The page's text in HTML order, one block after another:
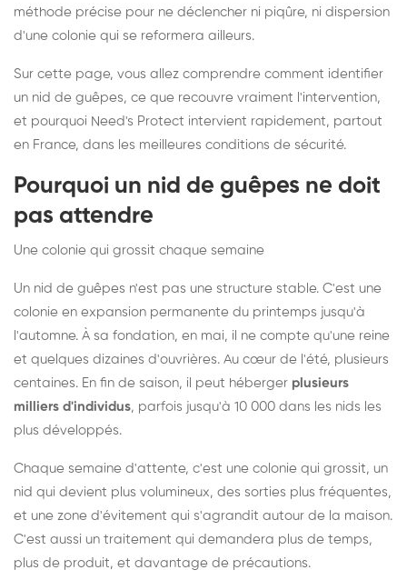
méthode précise pour ne déclencher ni piqûre, ni dispersion
d'une colonie qui se reformera ailleurs.
Sur cette page, vous allez comprendre comment identifier
un nid de guêpes, ce que recouvre vraiment l'intervention,
et pourquoi Need's Protect intervient rapidement, partout
en France, dans les meilleures conditions de sécurité.
Pourquoi un nid de guêpes ne doit
pas attendre
Une colonie qui grossit chaque semaine
Un nid de guêpes n'est pas une structure stable. C'est une
colonie en expansion permanente du printemps jusqu'à
l'automne. À sa fondation, en mai, il ne compte qu'une reine
et quelques dizaines d'ouvrières. Au cœur de l'été, plusieurs
centaines. En fin de saison, il peut héberger plusieurs
milliers d'individus, parfois jusqu'à 10 000 dans les nids les
plus développés.
Chaque semaine d'attente, c'est une colonie qui grossit, un
nid qui devient plus volumineux, des sorties plus fréquentes,
et une zone d'évitement qui s'agrandit autour de la maison.
C'est aussi un traitement qui demandera plus de temps,
plus de produit, et davantage de précautions.